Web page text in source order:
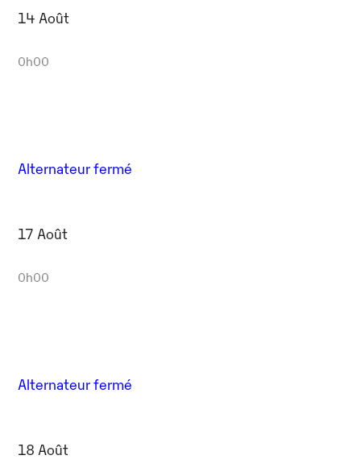
14 Août
0h00
Alternateur fermé
17 Août
0h00
Alternateur fermé
18 Août